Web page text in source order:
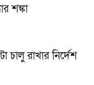
শঙ্কা
চালু রাখার নির্দেশ